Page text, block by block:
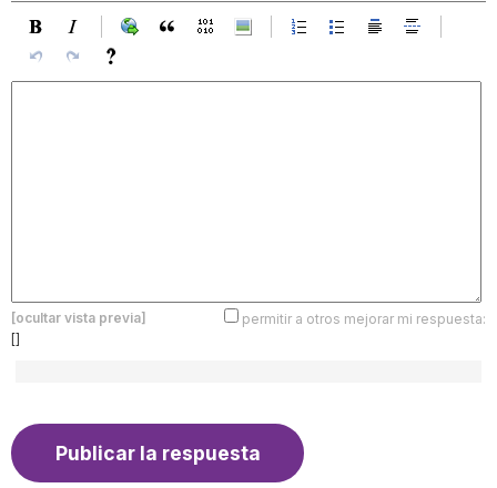
[ocultar vista previa]
permitir a otros mejorar mi respuesta:
[]